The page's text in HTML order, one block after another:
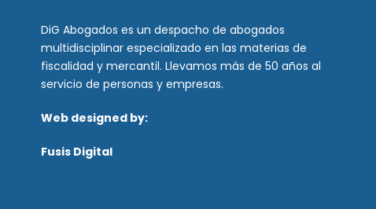
DiG Abogados es un despacho de abogados
multidisciplinar especializado en las materias de
fiscalidad y mercantil. Llevamos más de 50 años al
servicio de personas y empresas.
Web designed by:
Fusis Digital